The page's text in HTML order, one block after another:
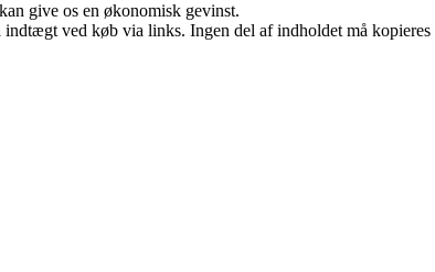
give os en økonomisk gevinst.
ved køb via links. Ingen del af indholdet må kopieres